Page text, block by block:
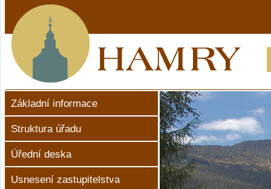
Základní informace
Struktura úřadu
Úřední deska
Usnesení zastupitelstva